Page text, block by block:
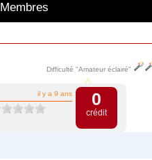
Membres
Difficulté "Amateur éclairé"
il y a 9 ans 0
crédit